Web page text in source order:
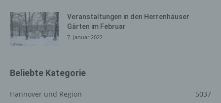
Veranstaltungen in den Herrenhäuser
Gärten im Februar
7. Januar 2022
Beliebte Kategorie
Hannover und Region
5037
Funktionsfähigkeit unserer informationstechnologischen
Systeme und der Technik unserer Internetseite zu
gewährleisten sowie (4) um Strafverfolgungsbehörden
anonym erhobenen Daten und Informationen werden
Ziel ausgewertet, den Datenschutz und die